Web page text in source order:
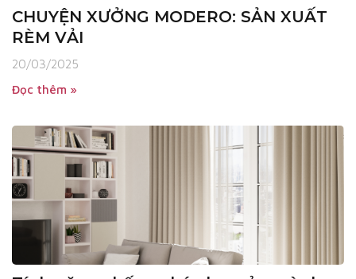
CHUYỆN XƯỞNG MODERO: SẢN XUẤT
RÈM VẢI
20/03/2025
Đọc thêm »